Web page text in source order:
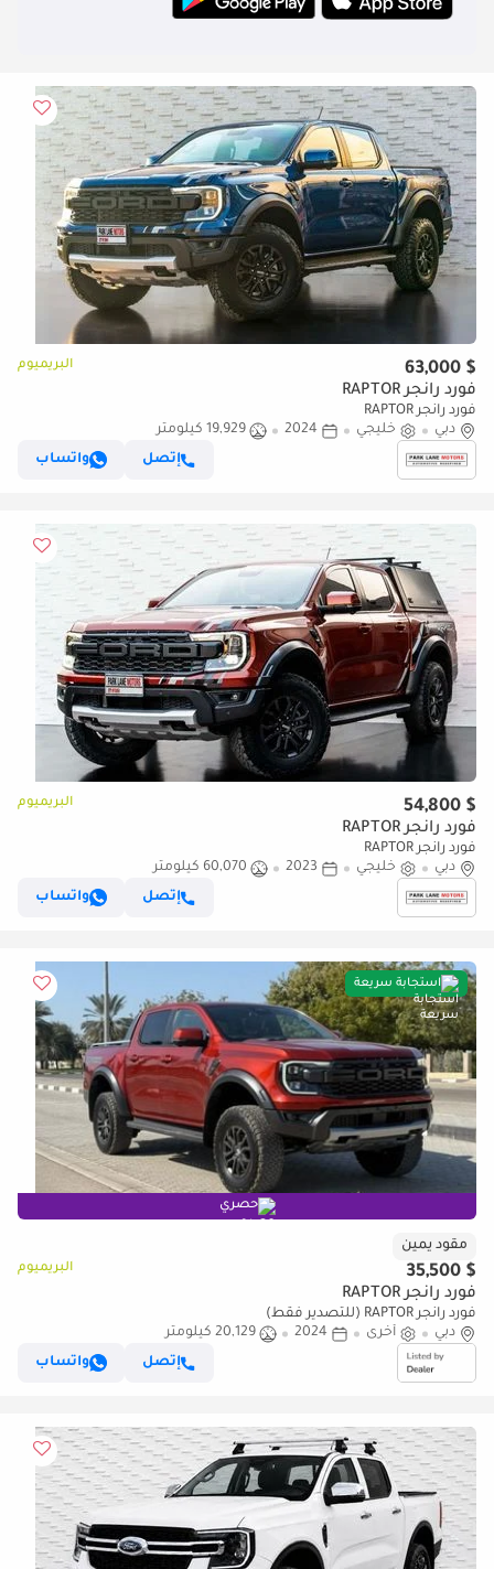
$ 63,000 البريميوم
فورد رانجر RAPTOR
فورد رانجر RAPTOR
دبي
خليجي 2024
19,929 كيلومتر
إتصل
واتساب
$ 54,800 البريميوم
فورد رانجر RAPTOR
فورد رانجر RAPTOR
دبي
خليجي 2023
60,070 كيلومتر
إتصل
واتساب
استجابة سريعة
حصري
مقود يمين
$ 35,500 البريميوم
فورد رانجر RAPTOR
فورد رانجر RAPTOR (للتصدير فقط)
دبي
أخرى 2024
20,129 كيلومتر
إتصل
واتساب